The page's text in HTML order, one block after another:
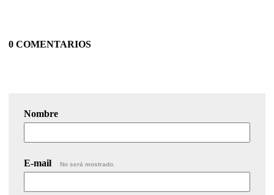
0 COMENTARIOS
Nombre
E-mail No será mostrado.